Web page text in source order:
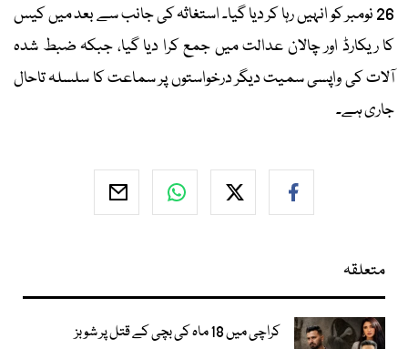
26 نومبر کو انہیں رہا کر دیا گیا۔ استغاثہ کی جانب سے بعد میں کیس
کا ریکارڈ اور چالان عدالت میں جمع کرا دیا گیا، جبکہ ضبط شدہ
آلات کی واپسی سمیت دیگر درخواستوں پر سماعت کا سلسلہ تاحال
جاری ہے۔
متعلقہ
کراچی میں 18 ماہ کی بچی کے قتل پر شوبز